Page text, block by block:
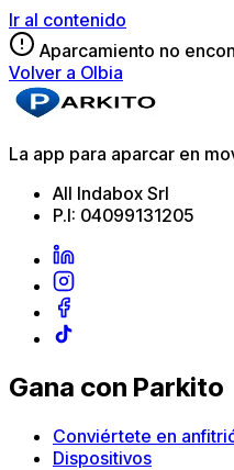
Ir al contenido
Aparcamiento no
Volver a Olbia
La app para aparcar en
All Indabox Srl
P.I: 04099131205
Gana con Parkito
Conviértete en
Dispositivos